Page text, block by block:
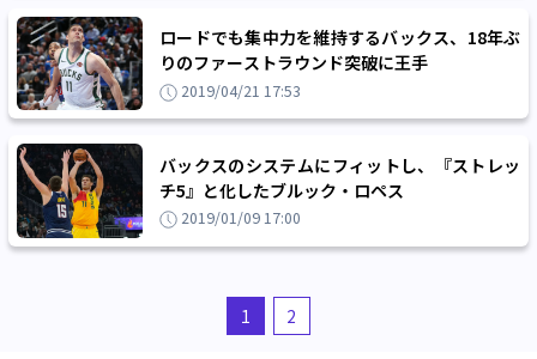
ロードでも集中力を維持するバックス、18年ぶ
りのファーストラウンド突破に王手
2019/04/21 17:53
バックスのシステムにフィットし、『ストレッ
チ5』と化したブルック・ロペス
2019/01/09 17:00
1 2